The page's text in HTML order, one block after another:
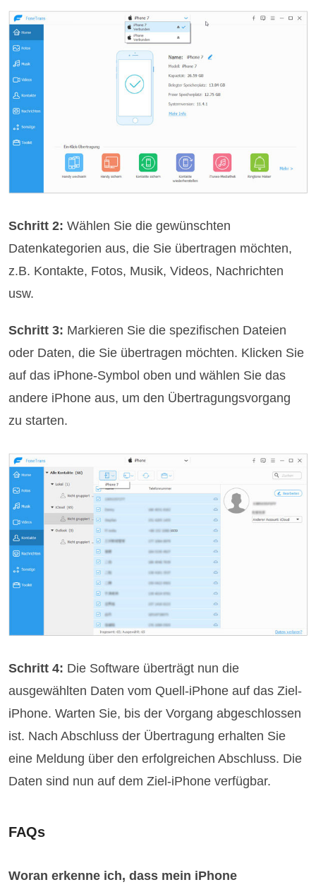
Schritt 2: Wählen Sie die gewünschten
Datenkategorien aus, die Sie übertragen möchten,
z.B. Kontakte, Fotos, Musik, Videos, Nachrichten
usw.
Schritt 3: Markieren Sie die spezifischen Dateien
oder Daten, die Sie übertragen möchten. Klicken Sie
auf das iPhone-Symbol oben und wählen Sie das
andere iPhone aus, um den Übertragungsvorgang
zu starten.
Schritt 4: Die Software überträgt nun die
ausgewählten Daten vom Quell-iPhone auf das Ziel-
iPhone. Warten Sie, bis der Vorgang abgeschlossen
ist. Nach Abschluss der Übertragung erhalten Sie
eine Meldung über den erfolgreichen Abschluss. Die
Daten sind nun auf dem Ziel-iPhone verfügbar.
FAQs
Woran erkenne ich, dass mein iPhone